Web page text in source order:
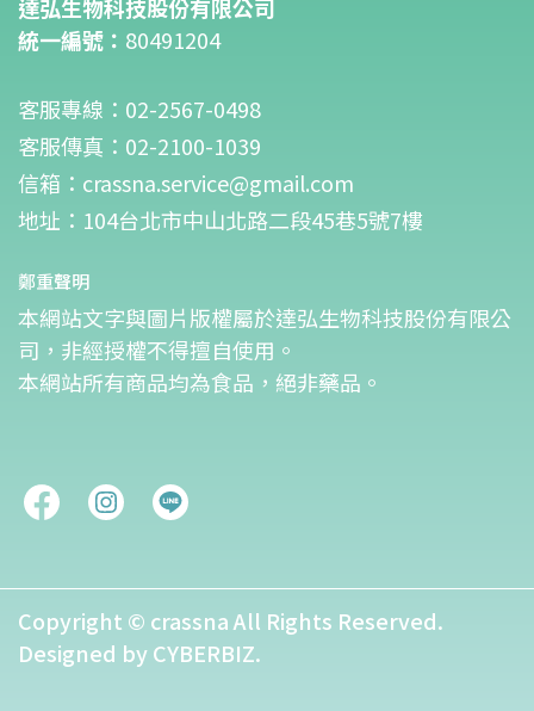
達弘生物科技股份有限公司
統一編號： 80491204
客服專線：02-2567-0498
客服傳真：02-2100-1039
信箱：crassna.service@gmail.com
地址：104台北市中山北路二段45巷5號7樓
鄭重聲明
本網站文字與圖片版權屬於達弘生物科技股份有限公
司，非經授權不得擅自使用。
本網站所有商品均為食品，絕非藥品。
Copyright © crassnaAll Rights Reserved.
Designed byCYBERBIZ.